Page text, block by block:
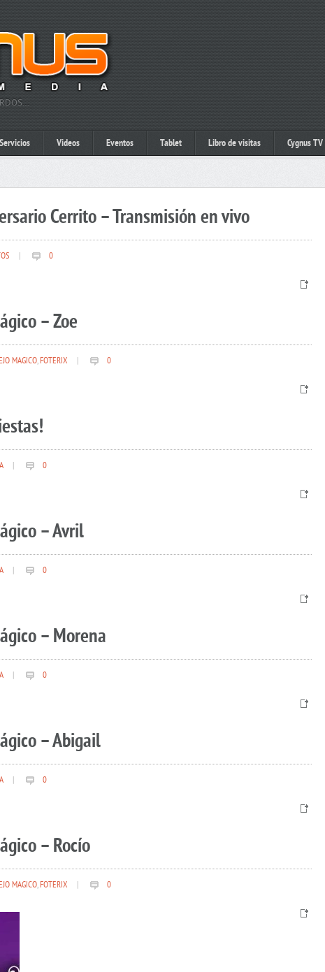
Servicios Videos Eventos Tablet Libro de visitas Cygnus TV
Cerrito – Transmisión en vivo
0
– Zoe
MAGICO,FOTERIX 0
0
– Avril
0
– Morena
0
– Abigail
0
– Rocío
MAGICO,FOTERIX 0